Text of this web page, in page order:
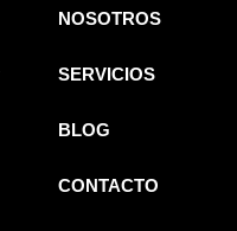
NOSOTROS
SERVICIOS
BLOG
CONTACTO